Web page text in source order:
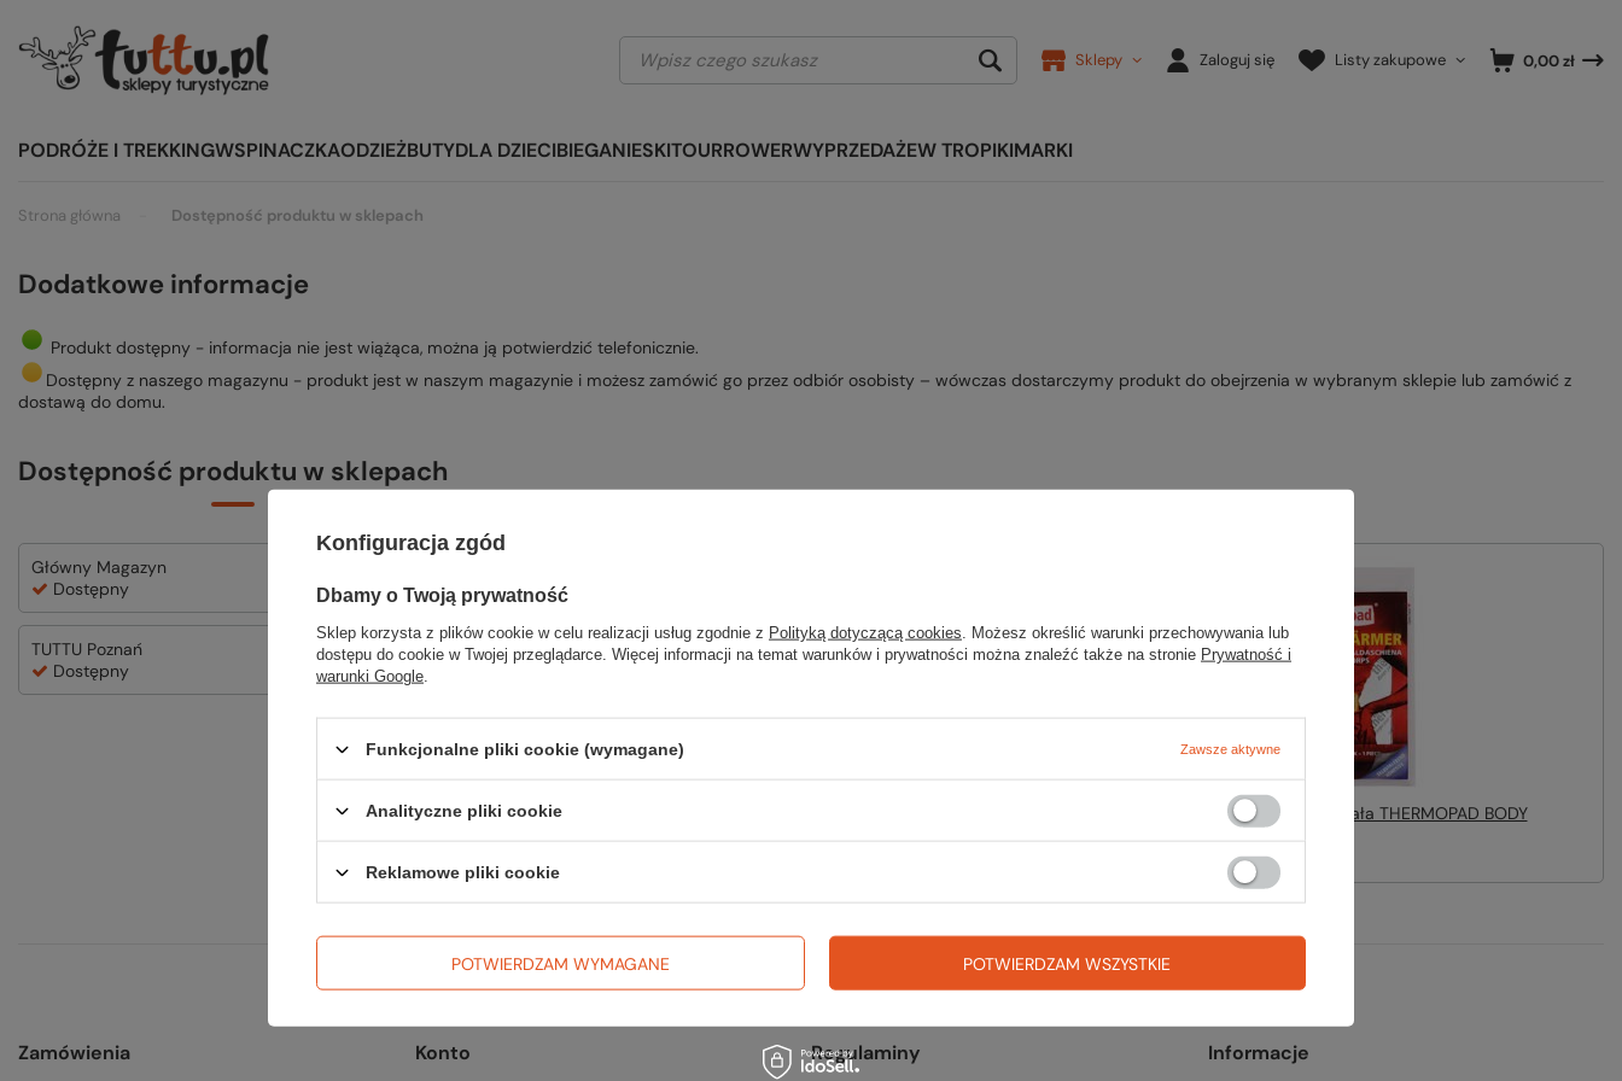
Sklepy Zaloguj się Listy zakupowe 0,00 zł
PODRÓŻE I TREKKINGWSPINACZKAODZIEŻBUTYDLA DZIECIBIEGANIESKITOURROWERWYPRZEDAŻEW TROPIKIMARKI
Strona główna Dostępność produktu w sklepach
Dodatkowe informacje
Produkt dostępny - informacja nie jest wiążąca, można ją potwierdzić telefonicznie.
Dostępny z naszego magazynu - produkt jest w naszym magazynie i możesz zamówić go przez odbiór osobisty – wówczas dostarczymy produkt do obejrzenia w wybranym sklepie lub zamówić z
dostawą do domu.
Dostępność produktu w sklepach
Ogrzewacz do ciała THERMOPAD BODY
WARMER
15,99 zł
Główny Magazyn
Dostępny
Dostępny
TUTTU Poznań
Dostępny
Zamówienia Konto Regulaminy Informacje
Konfiguracja zgód
Dbamy o Twoją prywatność
Sklep korzysta z plików cookie w celu realizacji usług zgodnie z Polityką dotyczącą cookies . Możesz określić warunki przechowywania lub
dostępu do cookie w Twojej przeglądarce. Więcej informacji na temat warunków i prywatności można znaleźć także na stronie Prywatność i
warunki Google
Funkcjonalne pliki cookie (wymagane) Zawsze aktywne
Analityczne pliki cookie
Reklamowe pliki cookie
POTWIERDZAM WYMAGANE POTWIERDZAM WSZYSTKIE